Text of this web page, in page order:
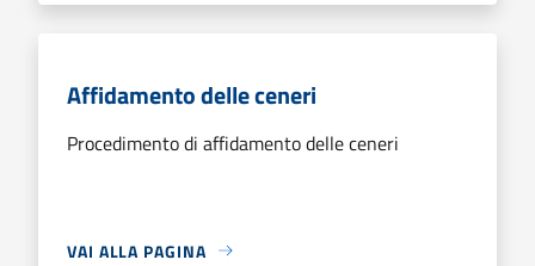
Affidamento delle ceneri
Procedimento di affidamento delle ceneri
VAI ALLA PAGINA